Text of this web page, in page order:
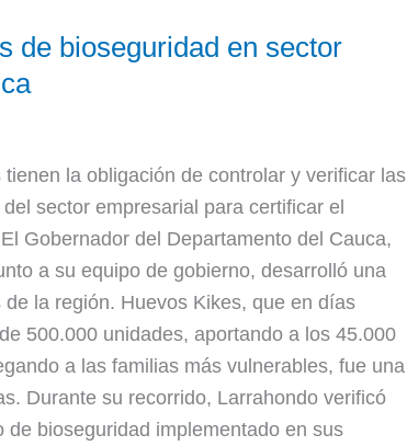
de bioseguridad en sector
la obligación de controlar y verificar las
sector empresarial para certificar el
Gobernador del Departamento del Cauca,
a su equipo de gobierno, desarrolló una
la región. Huevos Kikes, que en días
500.000 unidades, aportando a los 45.000
a las familias más vulnerables, fue una
Durante su recorrido, Larrahondo verificó
de bioseguridad implementado en sus